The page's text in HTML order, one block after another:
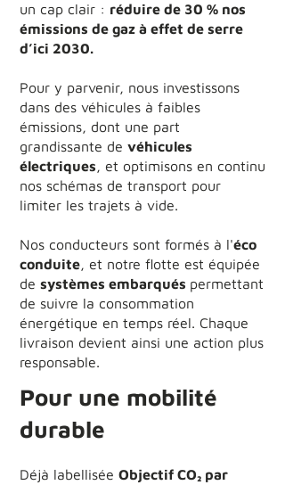
un cap clair : réduire de 30 % nos
émissions de gaz à effet de serre
d’ici 2030.
Pour y parvenir, nous investissons
dans des véhicules à faibles
émissions, dont une part
grandissante de véhicules
électriques, et optimisons en continu
nos schémas de transport pour
limiter les trajets à vide.
Nos conducteurs sont formés à l'éco
conduite, et notre flotte est équipée
de systèmes embarqués permettant
de suivre la consommation
énergétique en temps réel. Chaque
livraison devient ainsi une action plus
responsable.
Pour une mobilité
durable
Déjà labellisée Objectif CO₂ par